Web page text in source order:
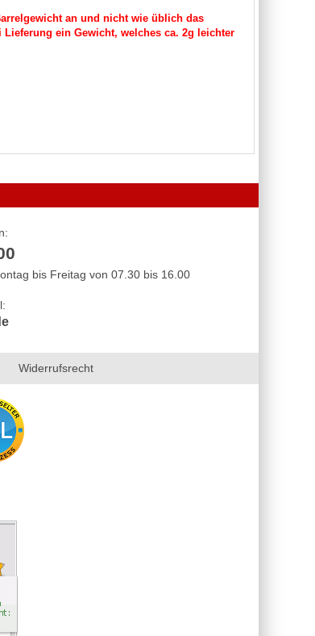
an und nicht wie üblich das
ein Gewicht, welches ca. 2g leichter
bis Freitag von 07.30 bis 16.00
Widerrufsrecht